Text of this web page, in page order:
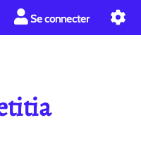
Se connecter